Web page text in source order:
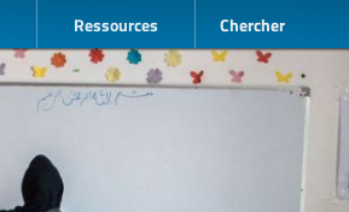
Ressources Chercher